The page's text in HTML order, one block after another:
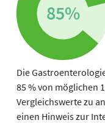
85%
Die
85 % von möglichen
Vergleichswerte zu
einen Hinweis zur